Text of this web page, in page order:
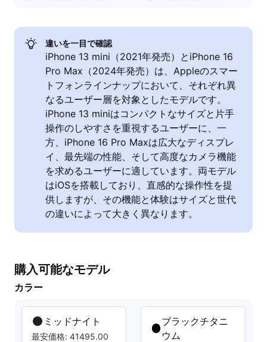
違いを一目で確認
iPhone 13 mini（2021年発売）とiPhone 16
Pro Max（2024年発売）は、Appleのスマー
トフォンラインナップにおいて、それぞれ異
なるユーザー層を対象としたモデルです。
iPhone 13 miniはコンパクトなサイズと片手
操作のしやすさを重視するユーザーに、一
方、iPhone 16 Pro Maxは広大なディスプレ
イ、最先端の性能、そして高度なカメラ機能
を求めるユーザーに適しています。両モデル
はiOSを搭載しており、直感的な操作性を提
供しますが、その機能と体験はサイズと世代
の違いによって大きく異なります。
購入可能なモデル
カラー
ミッドナイト
最安価格: 41495.00
ブラックチタニ
ウム